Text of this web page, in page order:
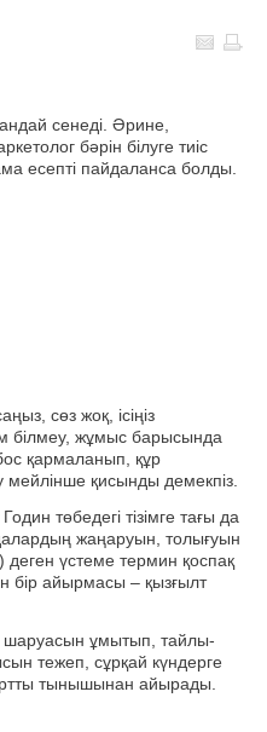
сенеді. Әрине,
бәрін білуге тиіс
есепті пайдаланса болды.
сөз жоқ, ісіңіз
білмеу, жұмыс барысында
қармаланып, құр
қисынды демекпіз.
төбедегі тізімге тағы да
жаңаруын, толығуын
деген үстеме термин қоспақ
бір айырмасы – қызғылт
шаруасын ұмытып, тайлы-
тежеп, сұрқай күндерге
тынышынан айырады.